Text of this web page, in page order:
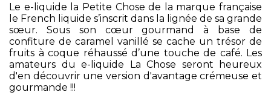
Le e-liquide la Petite Chose de la marque française
le French liquide s’inscrit dans la lignée de sa grande
sœur. Sous son cœur gourmand à base de
confiture de caramel vanillé se cache un trésor de
fruits à coque réhaussé d’une touche de café. Les
amateurs du e-liquide La Chose seront heureux
d'en découvrir une version d'avantage crémeuse et
gourmande !!!